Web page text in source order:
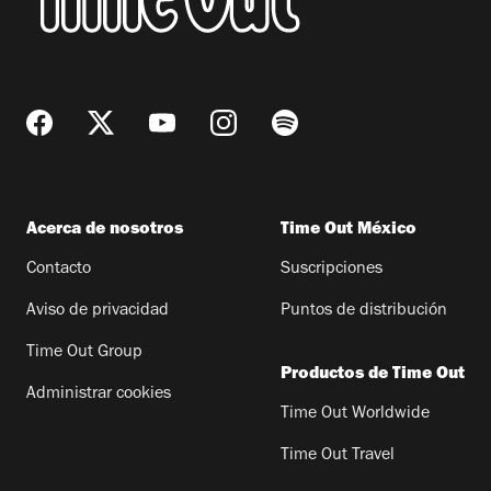
Acerca de nosotros
Contacto
Aviso de privacidad
Time Out Group
Administrar cookies
Time Out México
Suscripciones
Puntos de distribución
Productos de Time Out
Time Out Worldwide
Time Out Travel